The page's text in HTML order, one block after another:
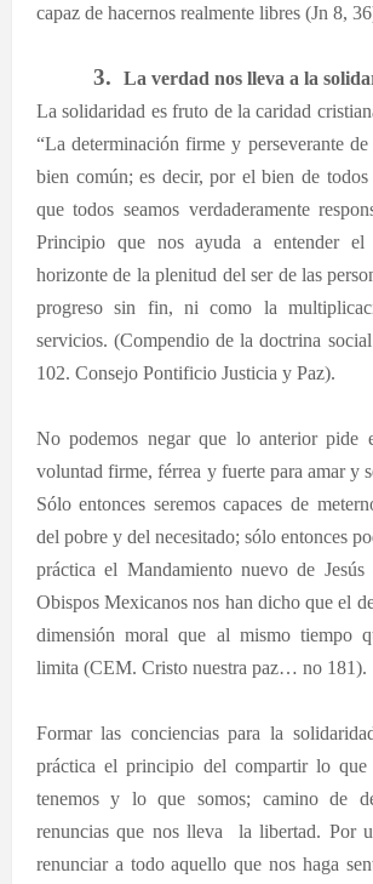
capaz de hacernos realmente libres (Jn 8,
3.
La verdad nos lleva a la
La solidaridad es fruto de la caridad
“La determinación firme y perseverante de
bien común; es decir, por el bien de
que todos seamos verdaderamente
Principio que nos ayuda a entender el
horizonte de la plenitud del ser de las
progreso sin fin, ni como la
servicios. (Compendio de la doctrina
102. Consejo Pontificio Justicia y Paz).
No podemos negar que lo anterior pide
voluntad firme, férrea y fuerte para amar y
Sólo entonces seremos capaces de
del pobre y del necesitado; sólo entonces
práctica el Mandamiento nuevo de Jesús
Obispos Mexicanos nos han dicho que el
dimensión moral que al mismo tiempo
limita (CEM. Cristo nuestra paz… no 181).
Formar las conciencias para la
práctica el principio del compartir lo que
tenemos y lo que somos; camino de
renuncias que nos lleva
la libertad. Por
renunciar a todo aquello que nos haga